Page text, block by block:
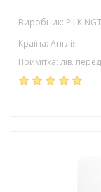
Виробник:
Країна: Англія
Примітка: лів.